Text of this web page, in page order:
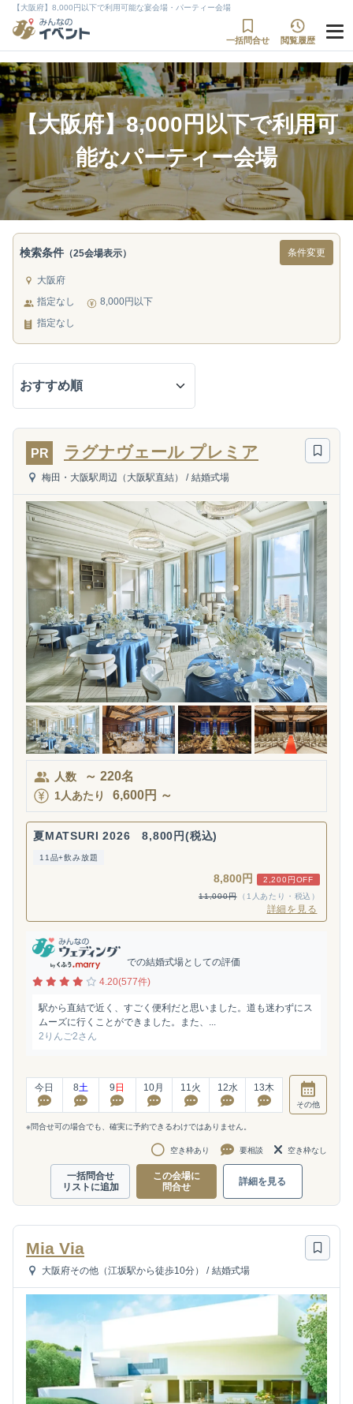
【大阪府】8,000円以下で利用可能な宴会場・パーティー会場
一括問合せ 閲覧履歴
【大阪府】8,000円以下で利用可
能なパーティー会場
検索条件 （25会場表示） 条件変更
大阪府
指定なし
8,000円以下
指定なし
PR ラグナヴェール プレミア
梅田・大阪駅周辺（大阪駅直結） / 結婚式場
人数 ～ 220名
1人あたり 6,600円 ～
夏MATSURI 2026 8,800円(税込)
11品+飲み放題
8,800円
2,200円OFF
11,000円
（1人あたり・税込）
詳細を見る
での結婚式場としての評価
4.20(577件)
駅から直結で近く、すごく便利だと思いました。道も迷わずにス
ムーズに行くことができました。また、...
2りんご2さん
今日 8土 9 日 10月 11 火 12水 13木
その他
※問合せ可の場合でも、確実に予約できるわけではありません。
空き枠あり 要相談 空き枠なし
一括問合せ
リストに追加
この会場に
問合せ
詳細を見る
Mia Via
大阪府その他（江坂駅から徒歩10分） / 結婚式場